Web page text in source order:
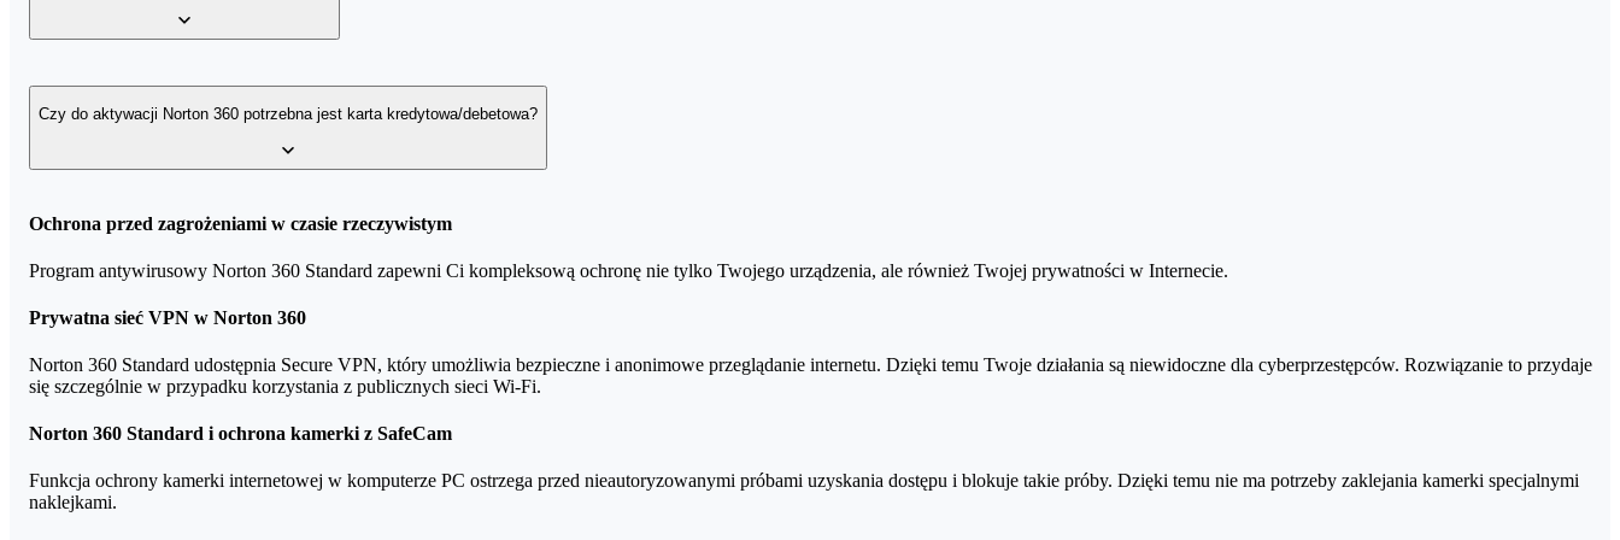
Norton 360 Deluxe – 25 GB lub 50 GB
Norton 360 Platinum – 100 GB
Norton 360 Advanced – 200 GB
Norton Password Manager tworzy zaszyfrowany skarbiec, w którym przechowuje loginy i hasła, a także numery kart płatniczych czy ubezpieczeń. Dostęp do skarbca następuje przez logowanie za pomocą
głównego hasła – tylko to hasło musisz zapamiętać. W menedżerze haseł istnieje możliwość zarządzania danymi do logowania (edytowanie, aktualizowanie, usuwanie).
Czy do aktywacji Norton 360 potrzebna jest karta kredytowa/debetowa?
Część produktów Norton 360 wymaga podania danych karty płatniczej podczas aktywacji klucza. Jednak po zalogowaniu na konto my.norton, możesz wyłączyć automatyczne odnawianie licencji i zmienić
Jeśli jednak zależy Ci na pełnej dyskrecji i nie chcesz na żadnym etapie podawać danych rozliczeniowych, wybierz antywirusa
Norton 360 z dopiskiem "BEZ KARTY"
Norton 360 Deluxe - 3 lub 5 stanowisk (bez karty)
Norton 360 Premium - 10 stanowisk (bez karty)
Klucze Norton 360, które nie mają swoich wariantów "bez karty", ale i taknie wymagają podawania karty bankowej
Ochrona przed zagrożeniami w czasie rzeczywistym
Program antywirusowy Norton 360 Standard zapewni Ci kompleksową ochronę nie tylko Twojego urządzenia, ale również Twojej prywatności w Internecie.
Prywatna sieć VPN w Norton 360
Norton 360 Standard udostępnia Secure VPN, który umożliwia bezpieczne i anonimowe przeglądanie internetu. Dzięki temu Twoje działania są niewidoczne dla cyberprzestępców. Rozwiązanie to przydaje
się szczególnie w przypadku korzystania z publicznych sieci Wi-Fi.
Norton 360 Standard i ochrona kamerki z SafeCam
Funkcja ochrony kamerki internetowej w komputerze PC ostrzega przed nieautoryzowanymi próbami uzyskania dostępu i blokuje takie próby. Dzięki temu nie ma potrzeby zaklejania kamerki specjalnymi
naklejkami.